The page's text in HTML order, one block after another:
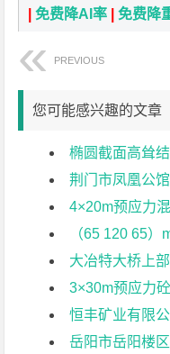
|免费降AI率 |免费降
PREVIOUS
您可能感兴趣的文章
椭圆截面高耸结
荆门市凤凰公
4×20m预应力混
（65 120 65）
大冶特大桥上
3×30m预应力
恒丰矿业有限
岳阳市岳阳楼区